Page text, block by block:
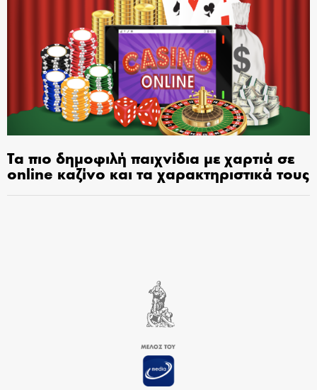
Τα πιο δημοφιλή παιχνίδια με χαρτιά σε
online καζίνο και τα χαρακτηριστικά τους